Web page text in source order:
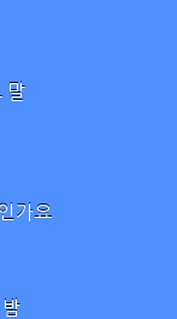
말
가요